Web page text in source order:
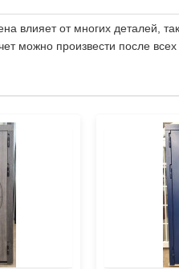
влияет от многих деталей,
можно произвести после